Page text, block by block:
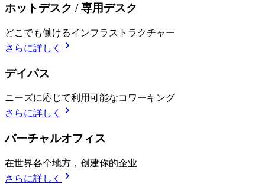
ホットデスク / 専用デスク
どこでも働けるインフラストラクチャー
さらに詳しく
デイパス
ニーズに応じて利用可能なコワーキング
さらに詳しく
バーチャルオフィス
在世界各个地方，创建你的企业
さらに詳しく